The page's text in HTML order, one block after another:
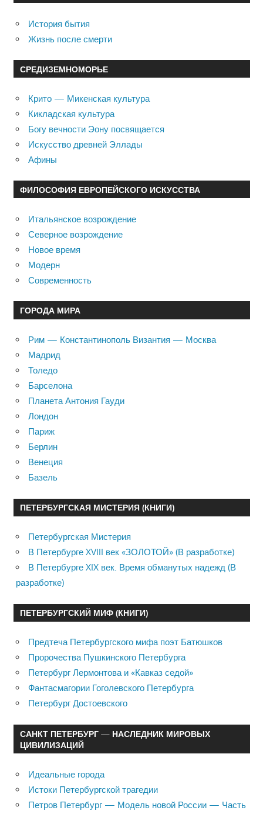
История бытия
Жизнь после смерти
СРЕДИЗЕМНОМОРЬЕ
Крито — Микенская культура
Кикладская культура
Богу вечности Эону посвящается
Искусство древней Эллады
Афины
ФИЛОСОФИЯ ЕВРОПЕЙСКОГО ИСКУССТВА
Итальянское возрождение
Северное возрождение
Новое время
Модерн
Современность
ГОРОДА МИРА
Рим — Константинополь Византия — Москва
Мадрид
Толедо
Барселона
Планета Антония Гауди
Лондон
Париж
Берлин
Венеция
Базель
ПЕТЕРБУРГСКАЯ МИСТЕРИЯ (КНИГИ)
Петербургская Мистерия
В Петербурге XVIII век «ЗОЛОТОЙ» (В разработке)
В Петербурге XIX век. Время обманутых надежд (В
разработке)
ПЕТЕРБУРГСКИЙ МИФ (КНИГИ)
Предтеча Петербургского мифа поэт Батюшков
Пророчества Пушкинского Петербурга
Петербург Лермонтова и «Кавказ седой»
Фантасмагории Гоголевского Петербурга
Петербург Достоевского
САНКТ ПЕТЕРБУРГ — НАСЛЕДНИК МИРОВЫХ
ЦИВИЛИЗАЦИЙ
Идеальные города
Истоки Петербургской трагедии
Петров Петербург — Модель новой России — Часть